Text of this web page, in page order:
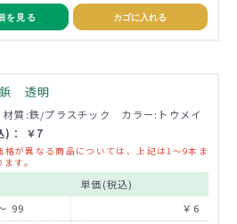
を見る カゴに入れる
透明
質:鉄/プラスチック カラー:トウメイ
)： ￥7
が異なる商品については、上記は1～9本ま
す。
単価(税込)
99
￥6